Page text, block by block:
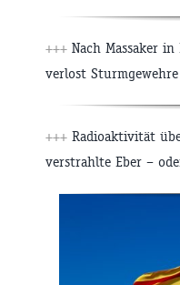
+++ Nach Massaker in
verlost Sturmgewehre
+++ Radioaktivität
verstrahlte Eber –